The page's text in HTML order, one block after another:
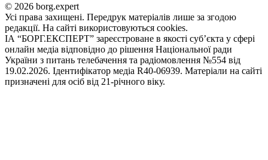
© 2026 borg.expert
Усі права захищені. Передрук матеріалів лише за згодою
редакції. На сайті використовуються cookies.
ІА “БОРГ.ЕКСПЕРТ” зареєстроване в якості суб’єкта у сфері
онлайн медіа відповідно до рішення Національної ради
України з питань телебачення та радіомовлення №554 від
19.02.2026. Ідентифікатор медіа R40-06939. Матеріали на сайті
призначені для осіб від 21-річного віку.